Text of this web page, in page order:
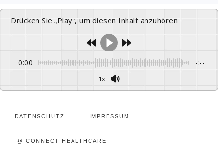
Drücken Sie „Play“, um diesen Inhalt anzuhören
0:00 -:--
1x
DATENSCHUTZ IMPRESSUM
@ CONNECT HEALTHCARE